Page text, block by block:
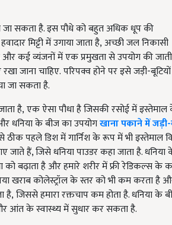
जा सकता है. इस पौधे को बहुत अधिक धूप की
मिट्टी में उगाया जाता है,अच्छी जल निकासी
कई व्यंजनों में एक प्रमुखता से उपयोग की
जाना चाहिए.परिपक्व होने पर इसे जड़ी-
जा सकता है.
है,एक ऐसा पौधा है जिसकी रसोई में
धनिया के बीज का उपयोगखाना पकाने में
पहले डिश में गार्निश के रूप में भी इस्तेमाल
हैं, जिसे धनिया पाउडर कहा जाता है. धनिया
को बढ़ाता है और हमारे शरीर में फ्री रेडिकल्स के
खराब कोलेस्ट्रॉल के स्तर को भी कम करता है
है,जिससे हमारा रक्तचाप कम होता है. धनिया के
आंत के स्वास्थ्य में सुधार कर सकता है.